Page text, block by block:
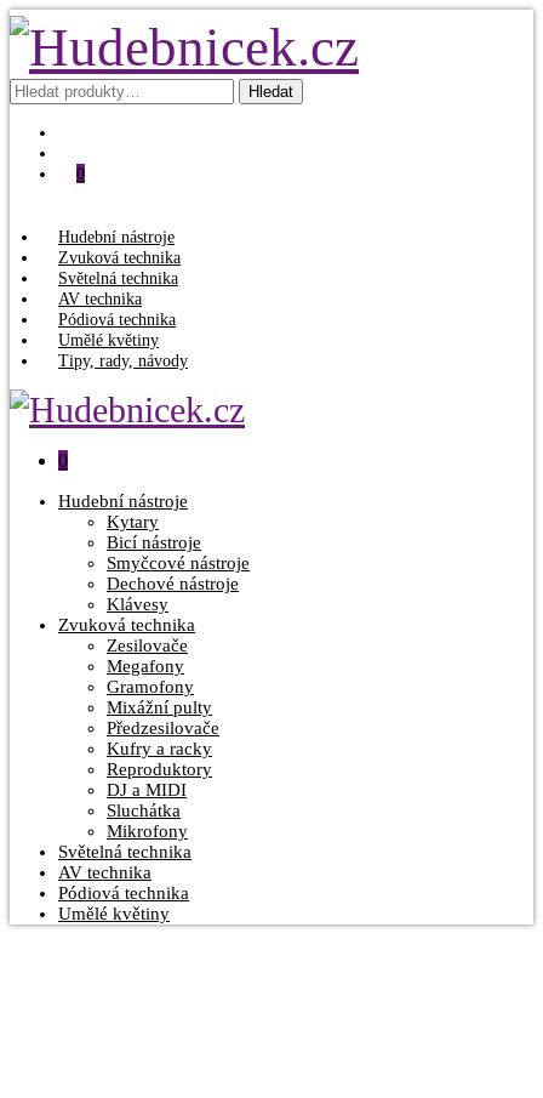
Hledat: Hledat
0
Hudební nástroje
Zvuková technika
Světelná technika
AV technika
Pódiová technika
Umělé květiny
Tipy, rady, návody
0
Hudební nástroje
Kytary
Bicí nástroje
Smyčcové nástroje
Dechové nástroje
Klávesy
Zvuková technika
Zesilovače
Megafony
Gramofony
Mixážní pulty
Předzesilovače
Kufry a racky
Reproduktory
DJ a MIDI
Sluchátka
Mikrofony
Světelná technika
AV technika
Pódiová technika
Umělé květiny